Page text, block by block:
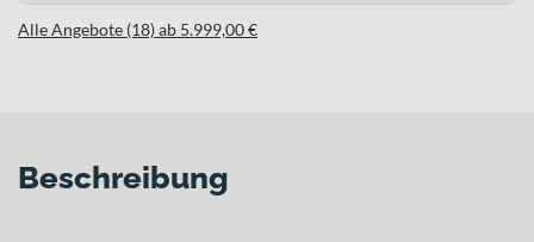
Alle Angebote (18) ab 5.999,00 €
Beschreibung